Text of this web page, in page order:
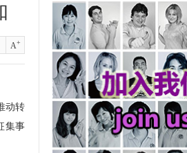
A+
动转
集事